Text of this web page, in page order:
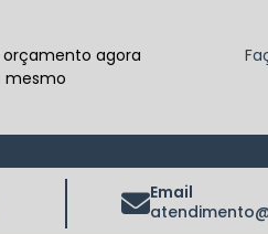
orçamento agora
mesmo
Email